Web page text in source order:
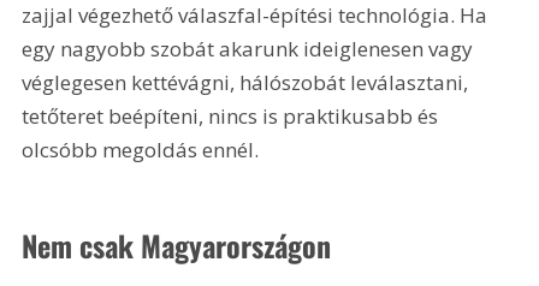
zajjal végezhető válaszfal-építési technológia. Ha
egy nagyobb szobát akarunk ideiglenesen vagy
véglegesen kettévágni, hálószobát leválasztani,
tetőteret beépíteni, nincs is praktikusabb és
olcsóbb megoldás ennél.
Nem csak Magyarországon